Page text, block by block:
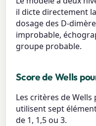
il dicte directement
dosage des D-
improbable,
groupe probable.
Score de Wells
Les critères de
utilisent sept
de 1, 1,5 ou 3.